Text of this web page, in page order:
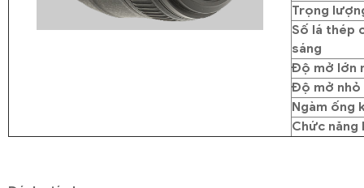
Trọng
Số lá thép
sáng
Độ mở lớn
Độ mở nhỏ
Ngàm ống
Chức năng